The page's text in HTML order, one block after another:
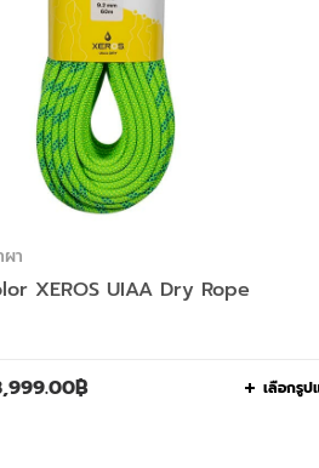
า
XEROS UIAA Dry Rope
฿ เลือกรูป